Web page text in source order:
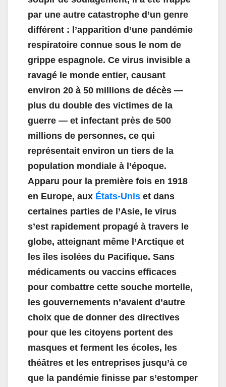
par une autre catastrophe d’un genre
différent : l’apparition d’une pandémie
respiratoire connue sous le nom de
grippe espagnole. Ce virus invisible a
ravagé le monde entier, causant
environ 20 à 50 millions de décès —
plus du double des victimes de la
guerre — et infectant près de 500
millions de personnes, ce qui
représentait environ un tiers de la
population mondiale à l’époque.
Apparu pour la première fois en 1918
en Europe, aux États-Unis et dans
certaines parties de l’Asie, le virus
s’est rapidement propagé à travers le
globe, atteignant même l’Arctique et
les îles isolées du Pacifique. Sans
médicaments ou vaccins efficaces
pour combattre cette souche mortelle,
les gouvernements n’avaient d’autre
choix que de donner des directives
pour que les citoyens portent des
masques et ferment les écoles, les
théâtres et les entreprises jusqu’à ce
que la pandémie finisse par s’estomper